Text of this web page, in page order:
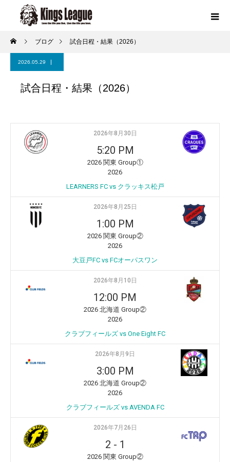
ブログ 試合日程・結果（2026）
2026.05.29
試合日程・結果（2026）
2026年8月30日
5:20 PM
2026 関東 Group①
2026
LEARNERS FC vs クラッキス松戸
2026年8月25日
1:00 PM
2026 関東 Group②
2026
大豆戸FC vs FCオーパスワン
2026年8月10日
12:00 PM
2026 北海道 Group②
2026
クラブフィールズ vs One Eight FC
2026年8月9日
3:00 PM
2026 北海道 Group②
2026
クラブフィールズ vs AVENDA FC
2026年7月26日
2 - 1
2026 関東 Group②